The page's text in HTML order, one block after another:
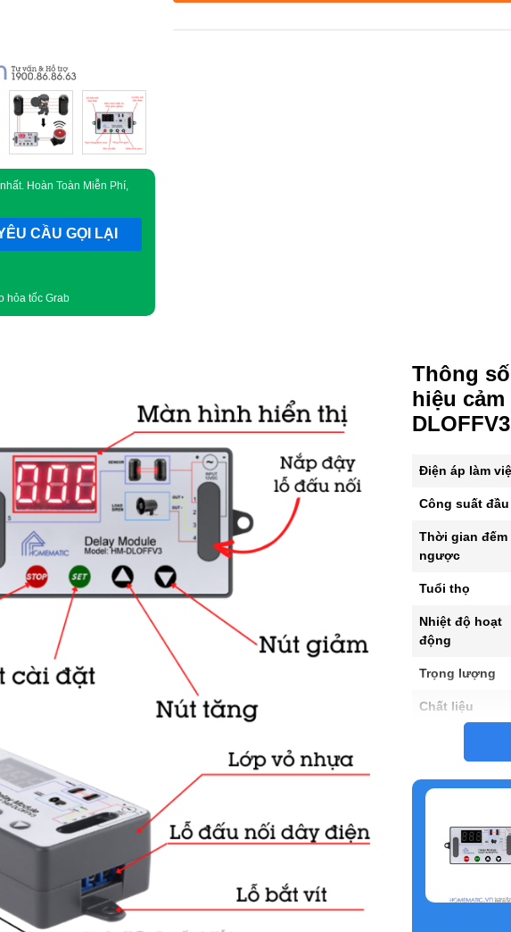
Hoàn Toàn Miễn Phí,
hỏa tốc Grab
cảm
Thông
hiệu cảm
DLOFFV3
Điện áp làm
Công suất đầu
Thời gian đếm
ngược
Tuổi thọ
Nhiệt độ hoạt
động
Trọng lượng
Chất liệu